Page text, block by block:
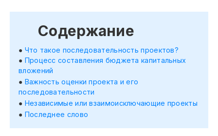
Содержание
Что такое последовательность проектов?
Процесс составления бюджета капитальных
вложений
Важность оценки проекта и его
последовательности
Независимые или взаимоисключающие проекты
Последнее слово